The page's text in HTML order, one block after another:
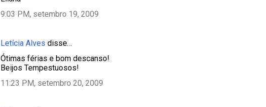
9:03 PM, setembro 19, 2009
Letícia Alves disse…
Ótimas férias e bom descanso!
Beijos Tempestuosos!
11:23 PM, setembro 20, 2009